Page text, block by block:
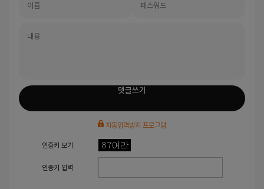
댓글쓰기
자동입력방지 프로그램
인증키 보기
인증키 입력